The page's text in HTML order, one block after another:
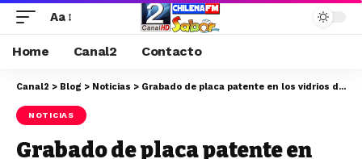
Aa
Home Canal2 Contacto
Canal2 > Blog > Noticias > Grabado de placa patente en los vidrios der vehículos es obligatorio desde el 15 de mayo
NOTICIAS
Grabado de placa patente en